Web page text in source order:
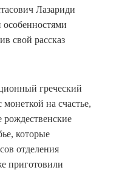
Лазариди
особенностями
свой рассказ
греческий
на счастье,
которые
отделения
приготовили